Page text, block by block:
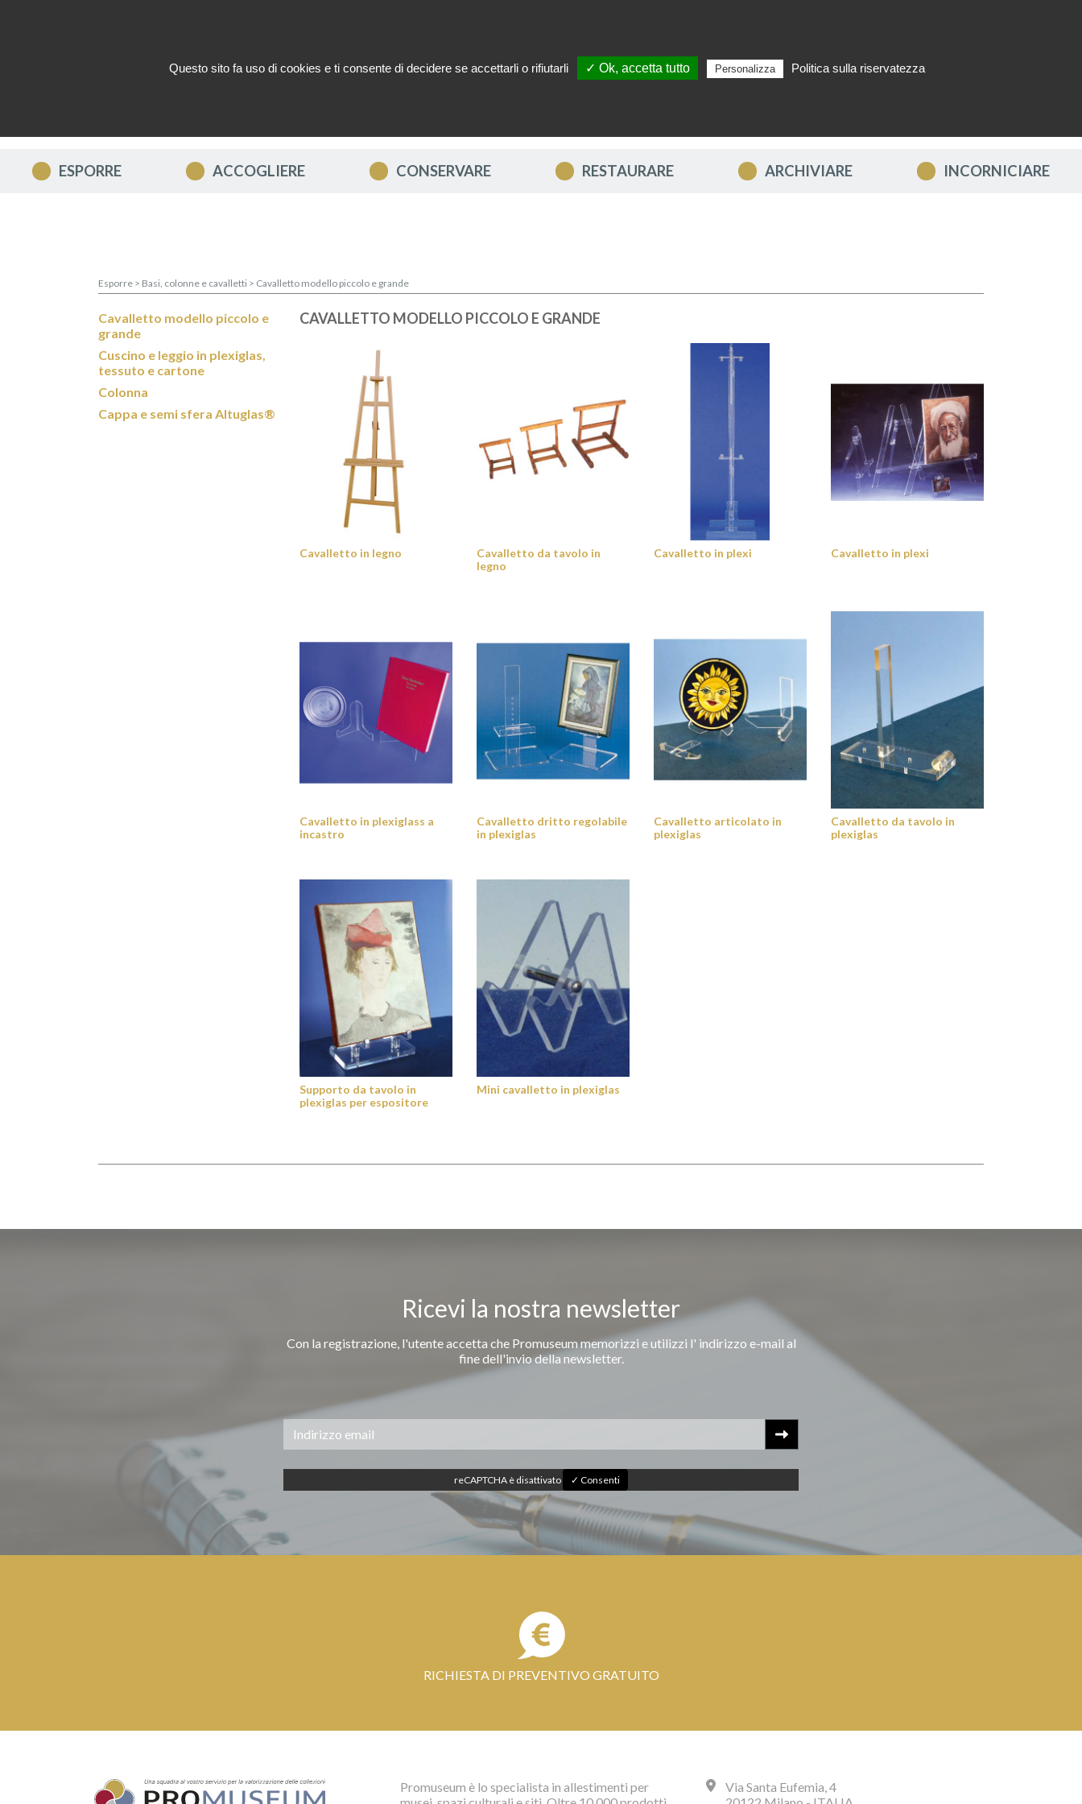
ESPORRE ACCOGLIERE CONSERVARE RESTAURARE ARCHIVIARE INCORNICIARE
Esporre > Basi, colonne e cavalletti > Cavalletto modello piccolo e grande
Cavalletto modello piccolo e
grande
Cuscino e leggio in plexiglas,
tessuto e cartone
Colonna
Cappa e semi sfera Altuglas®
CAVALLETTO MODELLO PICCOLO E GRANDE
Cavalletto in legno
Cavalletto da tavolo in
legno
Cavalletto in plexi Cavalletto in plexi
Cavalletto in plexiglass a
incastro
Cavalletto dritto regolabile
in plexiglas
Cavalletto articolato in
plexiglas
Cavalletto da tavolo in
plexiglas
Supporto da tavolo in
plexiglas per espositore
Mini cavalletto in plexiglas
Ricevi la nostra newsletter
Con la registrazione, l'utente accetta che Promuseum memorizzi e utilizzi l' indirizzo e-mail al
fine dell'invio della newsletter.
reCAPTCHA è disattivato ✓ Consenti
RICHIESTA DI PREVENTIVO GRATUITO
Promuseum è lo specialista in allestimenti per
Via Santa Eufemia, 4
Questo sito fa uso di cookies e ti consente di decidere se accettarli o rifiutarli ✓ Ok, accetta tutto Personalizza Politica sulla riservatezza